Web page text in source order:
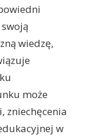
wiedzę,
może
zniechęcenia
w